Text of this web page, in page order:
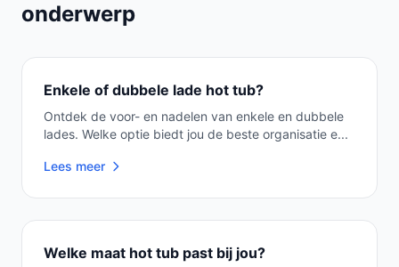
onderwerp
Enkele of dubbele lade hot tub?
Ontdek de voor- en nadelen van enkele en dubbele
lades. Welke optie biedt jou de beste organisatie e...
Lees meer
Welke maat hot tub past bij jou?